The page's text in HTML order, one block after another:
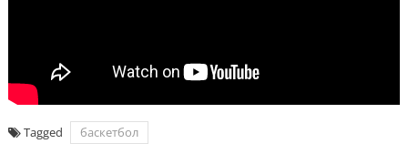
Tagged баскетбол